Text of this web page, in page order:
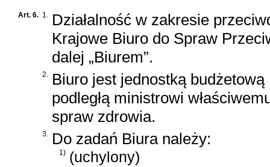
Art. 6. 1.
Działalność w zakresie
Krajowe Biuro do Spraw
dalej „Biurem”.
2.
Biuro jest jednostką budżetową
podległą ministrowi
spraw zdrowia.
3. Do zadań Biura należy:
1) (uchylony)